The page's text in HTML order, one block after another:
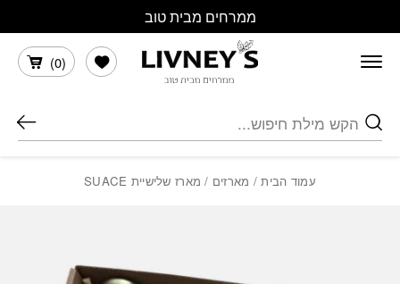
ממרחים מבית טוב
חיפוש
(
0
)
הרשימה שלי
עמוד הבית/ מארזים / מארז שלישיית SUACE